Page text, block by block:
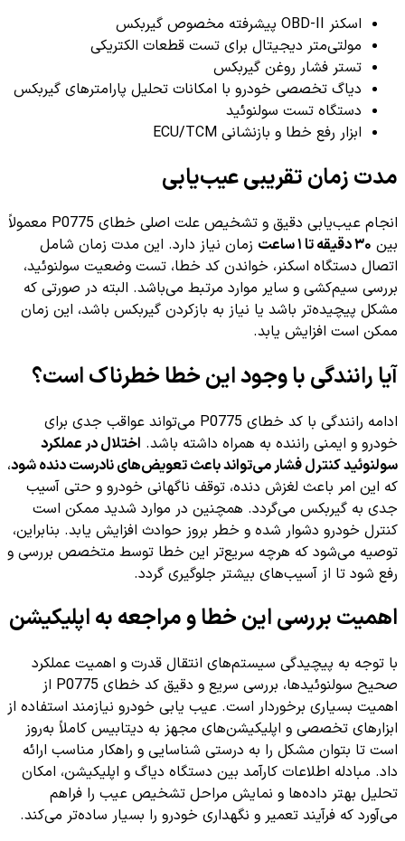
اسکنر OBD-II پیشرفته مخصوص گیربکس
مولتی‌متر دیجیتال برای تست قطعات الکتریکی
تستر فشار روغن گیربکس
دیاگ تخصصی خودرو با امکانات تحلیل پارامترهای گیربکس
دستگاه تست سولنوئید
ابزار رفع خطا و بازنشانی ECU/TCM
مدت زمان تقریبی عیب‌یابی
انجام عیب‌یابی دقیق و تشخیص علت اصلی خطای P0775 معمولاً
بین ۳۰ دقیقه تا ۱ ساعت
زمان نیاز دارد. این مدت زمان شامل
اتصال دستگاه اسکنر، خواندن کد خطا، تست وضعیت سولنوئید،
بررسی سیم‌کشی و سایر موارد مرتبط می‌باشد. البته در صورتی که
مشکل پیچیده‌تر باشد یا نیاز به بازکردن گیربکس باشد، این زمان
ممکن است افزایش یابد.
آیا رانندگی با وجود این خطا خطرناک است؟
ادامه رانندگی با کد خطای P0775 می‌تواند عواقب جدی برای
خودرو و ایمنی راننده به همراه داشته باشد. اختلال در عملکرد
سولنوئید کنترل فشار می‌تواند باعث تعویض‌های نادرست دنده شود،
که این امر باعث لغزش دنده، توقف ناگهانی خودرو و حتی آسیب
جدی به گیربکس می‌گردد. همچنین در موارد شدید ممکن است
کنترل خودرو دشوار شده و خطر بروز حوادث افزایش یابد. بنابراین،
توصیه می‌شود که هرچه سریع‌تر این خطا توسط متخصص بررسی و
رفع شود تا از آسیب‌های بیشتر جلوگیری گردد.
اهمیت بررسی این خطا و مراجعه به اپلیکیشن
با توجه به پیچیدگی سیستم‌های انتقال قدرت و اهمیت عملکرد
صحیح سولنوئیدها، بررسی سریع و دقیق کد خطای P0775 از
اهمیت بسیاری برخوردار است. عیب یابی خودرو نیازمند استفاده از
ابزارهای تخصصی و اپلیکیشن‌های مجهز به دیتابیس کاملاً به‌روز
است تا بتوان مشکل را به درستی شناسایی و راهکار مناسب ارائه
داد. مبادله اطلاعات کارآمد بین دستگاه دیاگ و اپلیکیشن، امکان
تحلیل بهتر داده‌ها و نمایش مراحل تشخیص عیب را فراهم
می‌آورد که فرآیند تعمیر و نگهداری خودرو را بسیار ساده‌تر می‌کند.